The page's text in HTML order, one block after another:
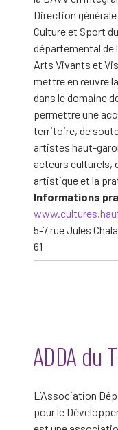
Direction
Culture et Sport
départemental de
Arts Vivants et
mettre en œuvre
dans le domaine
permettre une
territoire, de
artistes haut-
acteurs culturels,
artistique et la
Informations
5-7 rue Jules
61
ADDA du
L’Association
pour le